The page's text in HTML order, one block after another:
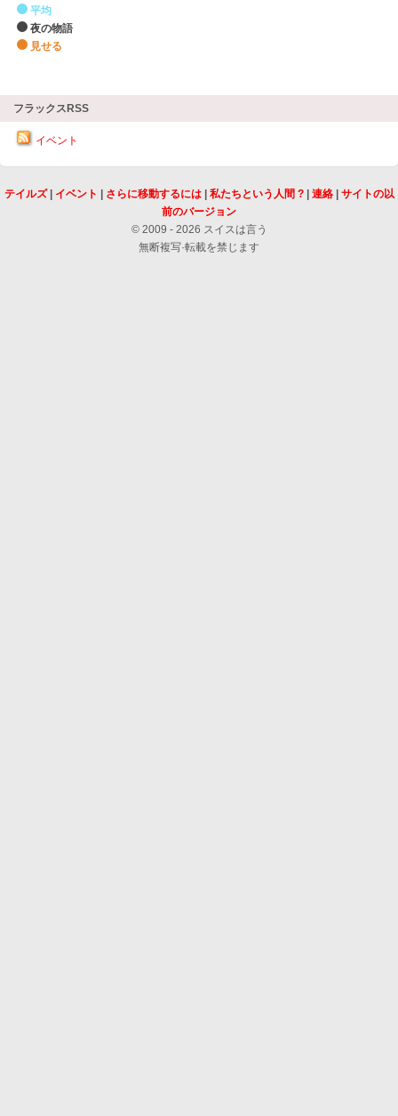
平均
夜の物語
見せる
フラックスRSS
イベント
テイルズ| イベント さらに移動するには| 私たちという人間 ?| 連絡| サイトの以
前のバージョン
© 2009 - 2026 スイスは言う
無断複写·転載を禁じます